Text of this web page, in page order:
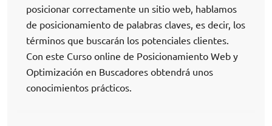
posicionar correctamente un sitio web, hablamos
de posicionamiento de palabras claves, es decir, los
términos que buscarán los potenciales clientes.
Con este Curso online de Posicionamiento Web y
Optimización en Buscadores obtendrá unos
conocimientos prácticos.